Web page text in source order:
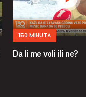
150 MINUTA
Da li me voli ili ne?